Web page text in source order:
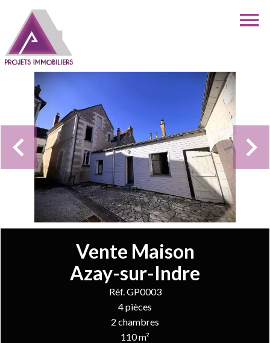
Vente Maison
Azay-sur-Indre
Réf. GP0003
4 pièces
2 chambres
110 m²